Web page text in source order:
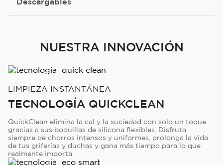
NUESTRA INNOVACIÓN
LIMPIEZA INSTANTÁNEA
TECNOLOGÍA QUICKCLEAN
QuickClean elimina la cal y la suciedad con solo un toque
gracias a sus boquillas de silicona flexibles. Disfruta
siempre de chorros intensos y uniformes, prolonga la vida
de tus griferías y duchas y gana más tiempo para lo que
realmente importa.